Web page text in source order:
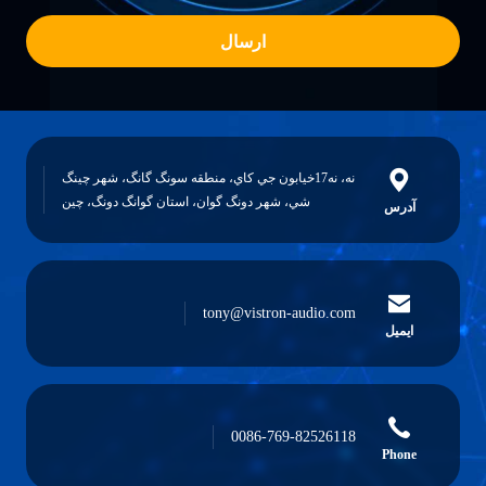
ارسال
آدرس
نه، نه17خيابون جي کاي، منطقه سونگ گانگ، شهر چينگ
شي، شهر دونگ گوان، استان گوانگ دونگ، چين
ایمیل
tony@vistron-audio.com
Phone
0086-769-82526118